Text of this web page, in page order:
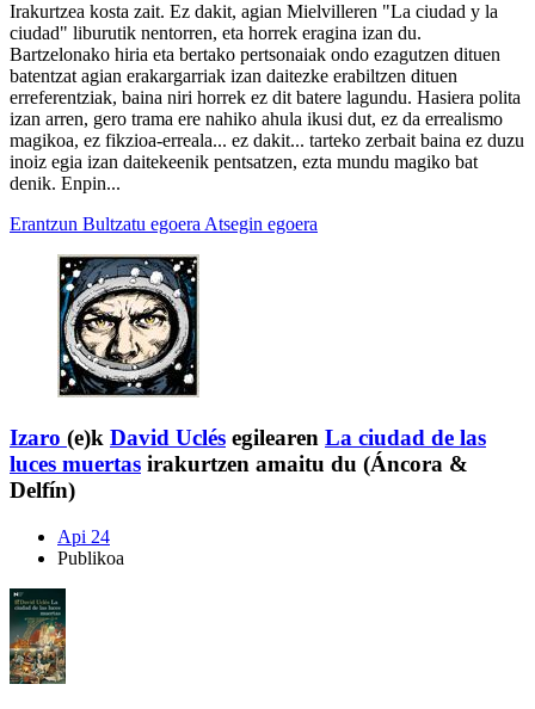
Irakurtzea kosta zait. Ez dakit, agian Mielvilleren "La ciudad y la
ciudad" liburutik nentorren, eta horrek eragina izan du.
Bartzelonako hiria eta bertako pertsonaiak ondo ezagutzen dituen
batentzat agian erakargarriak izan daitezke erabiltzen dituen
erreferentziak, baina niri horrek ez dit batere lagundu. Hasiera polita
izan arren, gero trama ere nahiko ahula ikusi dut, ez da errealismo
magikoa, ez fikzioa-erreala... ez dakit... tarteko zerbait baina ez duzu
inoiz egia izan daitekeenik pentsatzen, ezta mundu magiko bat
denik. Enpin...
Erantzun Bultzatu egoera Atsegin egoera
Izaro (e)k David Uclés egilearen La ciudad de las
luces muertas irakurtzen amaitu du (Áncora &
Delfín)
Api 24
Publikoa